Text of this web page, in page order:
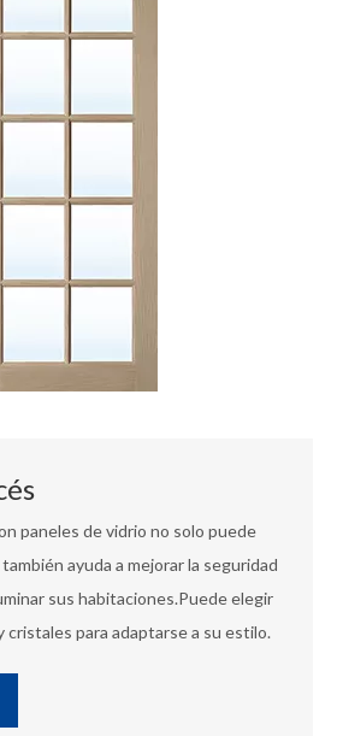
paneles de vidrio no solo puede
ayuda a mejorar la seguridad
sus habitaciones.Puede elegir
para adaptarse a su estilo.